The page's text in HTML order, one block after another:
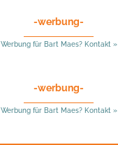
-werbung-
Werbung für Bart Maes? Kontakt »
-werbung-
Werbung für Bart Maes? Kontakt »